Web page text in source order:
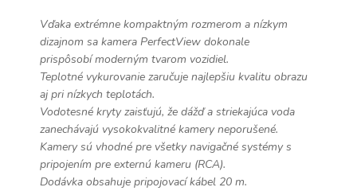
Vďaka extrémne kompaktným rozmerom a nízkym
dizajnom sa kamera PerfectView dokonale
prispôsobí moderným tvarom vozidiel.
Teplotné vykurovanie zaručuje najlepšiu kvalitu obrazu
aj pri nízkych teplotách.
Vodotesné kryty zaisťujú, že dážď a striekajúca voda
zanechávajú vysokokvalitné kamery neporušené.
Kamery sú vhodné pre všetky navigačné systémy s
pripojením pre externú kameru (RCA).
Dodávka obsahuje pripojovací kábel 20 m.